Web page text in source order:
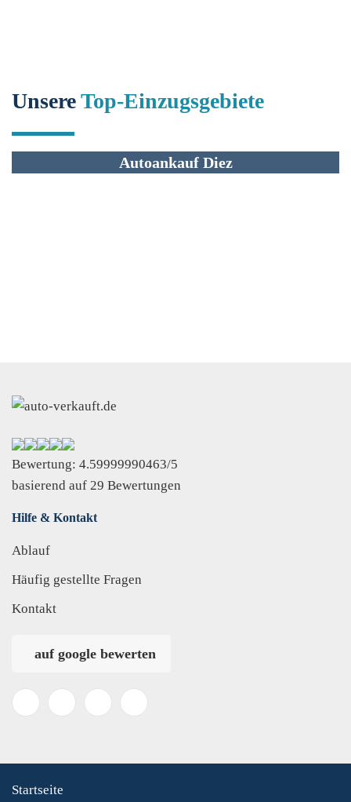
UnsereTop-Einzugsgebiete
Autoankauf Diez
Bewertung: 4.59999990463/5
basierend auf 29 Bewertungen
Hilfe & Kontakt
Ablauf
Häufig gestellte Fragen
Kontakt
auf google bewerten
Startseite